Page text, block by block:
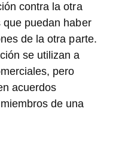
contra la otra
puedan haber
de la otra parte.
se utilizan a
pero
acuerdos
de una